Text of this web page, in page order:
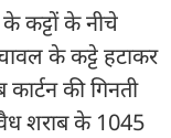
कट्टों के नीचे
के कट्टे हटाकर
की गिनती
शराब के 1045